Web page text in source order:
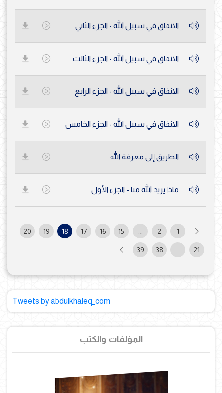
الانفاق في سبيل الله - الجزء الثاني
الانفاق في سبيل الله - الجزء الثالث
الانفاق في سبيل الله - الجزء الرابع
الانفاق في سبيل الله - الجزء الخامس
الطريق إلى معرفة الله
ماذا يريد الله منا - الجزء الأول
1
2
15
16
17
18
19
20
21
38
39
Tweets by abdulkhaleq_com
المؤلفات والكتب